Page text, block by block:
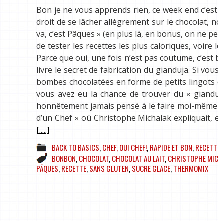
Bon je ne vous apprends rien, ce week end
droit de se lâcher allègrement sur le chocolat,
va, c’est Pâques » (en plus là, en bonus, on ne
de tester les recettes les plus caloriques, voire
Parce que oui, une fois n’est pas coutume,
livre le secret de fabrication du gianduja. Si
bombes chocolatées en forme de petits lingots
vous avez eu la chance de trouver du «
honnêtement jamais pensé à le faire moi-
d’un Chef » où Christophe Michalak
[.....]
BACK TO BASICS,CHEF, OUI CHEF!,RAPIDE ET BON,
BONBON,CHOCOLAT,CHOCOLAT AU LAIT,CHRISTOPHE
PÂQUES,RECETTE,SANS GLUTEN,SUCRE GLACE,THERMOMIX